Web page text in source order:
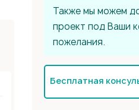
Также мы можем
проект под Ваши
пожелания.
Бесплатная